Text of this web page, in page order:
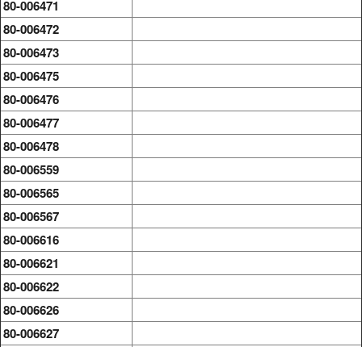
80-006471
80-006472
80-006473
80-006475
80-006476
80-006477
80-006478
80-006559
80-006565
80-006567
80-006616
80-006621
80-006622
80-006626
80-006627